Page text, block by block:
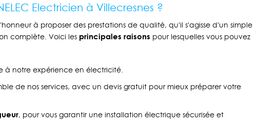
Electricien à Villecresnes ?
à proposer des prestations de qualité, qu'il s'agisse d'un simple
complète. Voici les principales raisons pour lesquelles vous pouvez
à notre expérience en électricité.
de nos services, avec un devis gratuit pour mieux préparer votre
, pour vous garantir une installation électrique sécurisée et